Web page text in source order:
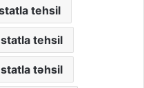
tehsil
tehsil
təhsil